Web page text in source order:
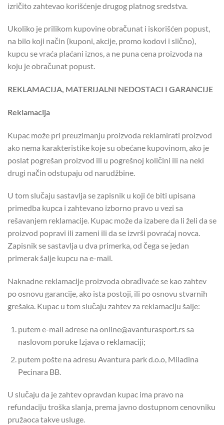
izričito zahtevao korišćenje drugog platnog sredstva.
Ukoliko je prilikom kupovine obračunat i iskorišćen popust,
na bilo koji način (kuponi, akcije, promo kodovi i slično),
kupcu se vraća plaćani iznos, a ne puna cena proizvoda na
koju je obračunat popust.
REKLAMACIJA, MATERIJALNI NEDOSTACI I GARANCIJE
Reklamacija
Kupac može pri preuzimanju proizvoda reklamirati proizvod
ako nema karakteristike koje su obećane kupovinom, ako je
poslat pogrešan proizvod ili u pogrešnoj količini ili na neki
drugi način odstupaju od narudžbine.
U tom slučaju sastavlja se zapisnik u koji će biti upisana
primedba kupca i zahtevano izborno pravo u vezi sa
rešavanjem reklamacije. Kupac može da izabere da li želi da se
proizvod popravi ili zameni ili da se izvrši povraćaj novca.
Zapisnik se sastavlja u dva primerka, od čega se jedan
primerak šalje kupcu na e-mail.
Naknadne reklamacije proizvoda obrađivaće se kao zahtev
po osnovu garancije, ako ista postoji, ili po osnovu stvarnih
grešaka. Kupac u tom slučaju zahtev za reklamaciju šalje:
putem e-mail adrese na online@avanturasport.rs sa
naslovom poruke Izjava o reklamaciji;
putem pošte na adresu Avantura park d.o.o, Miladina
Pecinara BB.
U slučaju da je zahtev opravdan kupac ima pravo na
refundaciju troška slanja, prema javno dostupnom cenovniku
pružaoca takve usluge.